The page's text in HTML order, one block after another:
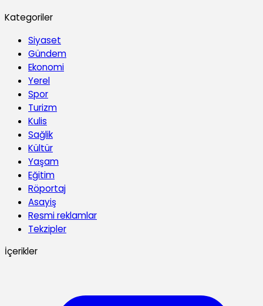
Kategoriler
Siyaset
Gündem
Ekonomi
Yerel
Spor
Turizm
Kulis
Sağlik
Kültür
Yaşam
Eğitim
Röportaj
Asayiş
Resmi reklamlar
Tekzipler
İçerikler